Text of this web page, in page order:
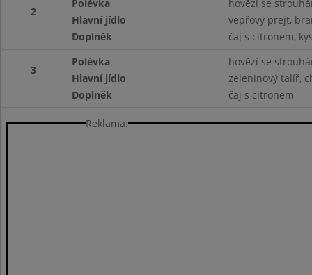
2
Polévka
hovězí se
Hlavní jídlo
vepřový prejt,
Doplněk
čaj s citronem,
3
Polévka
hovězí se
Hlavní jídlo
zeleninový talíř,
Doplněk
čaj s citronem
Reklama: